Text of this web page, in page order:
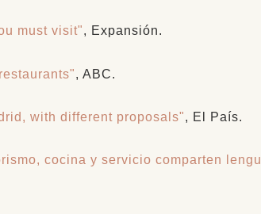
must visit", Expansión.
, ABC.
with different proposals", El País.
cocina y servicio comparten